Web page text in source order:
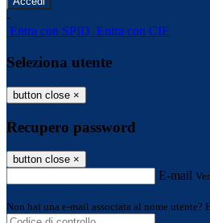
-
Entra con SPID Entra con CIE
Seleziona utente
button close ×
Recupero password
button close ×
E-mail
Non hai una e-mail associata al nome utente?